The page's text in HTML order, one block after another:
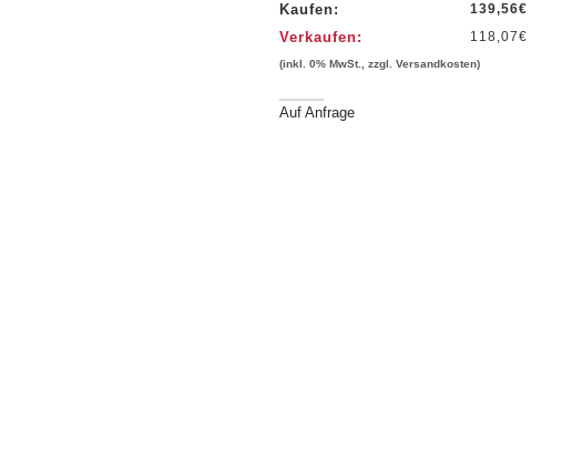
Kaufen: 139,56€
Verkaufen: 118,07€
(inkl. 0% MwSt., zzgl. Versandkosten)
Auf Anfrage